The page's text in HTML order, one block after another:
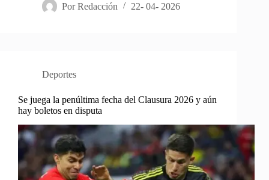
Por Redacción 22- 04- 2026
Deportes
Se juega la penúltima fecha del Clausura 2026 y aún
hay boletos en disputa